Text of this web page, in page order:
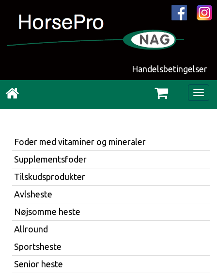
Handelsbetingelser
Foder med vitaminer og mineraler
Supplementsfoder
Tilskudsprodukter
Avlsheste
Nøjsomme heste
Allround
Sportsheste
Senior heste